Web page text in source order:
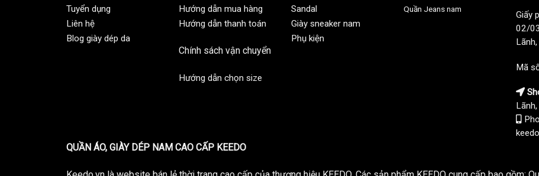
Tuyển dụng
Liên hệ
Blog giày dép da
Hướng dẫn mua hàng
Hướng dẫn thanh toán
Chính sách vận chuyển
Hướng dẫn chọn size
Sandal
Giày sneaker nam
Phụ kiện
Quần Jeans nam
Giấy
02/
Mã
QUẦN ÁO, GIÀY DÉP NAM CAO CẤP KEEDO